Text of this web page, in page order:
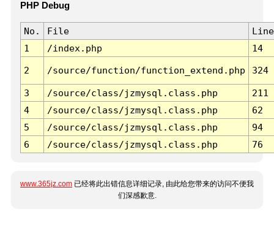
PHP Debug
No. File
Line
1
/index.php 14
2 /source/function/function_extend.php 324
3 /source/class/jzmysql.class.php
211
4
/source/class/jzmysql.class.php
62
5
/source/class/jzmysql.class.php
94
6
/source/class/jzmysql.class.php 76
www.365jz.com 已经将此出错信息详细记录, 由此给您带来的访问不便我
们深感歉意.